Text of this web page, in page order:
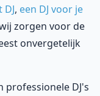
, een DJ voor je
zorgen voor de
onvergetelijk
DJ's